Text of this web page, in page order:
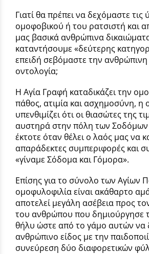
Γιατί θα πρέπει να δεχόμαστε τις
ομοφοβικού ή του ρατσιστή και
μας βασικά ανθρώπινα
καταντήσουμε «δεύτερης
επειδή σεβόμαστε την ανθρώπινη
οντολογία;
Η Αγία Γραφή καταδικάζει την
πάθος, ατιμία και ασχημοσύνη, η
υπενθιμίζει ότι οι θιασώτες της
αυστηρά στην πόλη των Σοδόμων
έκτοτε όταν θέλει ο λαός μας να
απαράδεκτες συμπεριφορές και
«γίναμε Σόδομα και Γόμορα».
Επίσης για το σύνολο των Αγίων
ομοφυλοφιλία είναι ακάθαρτο
αποτελεί μεγάλη ασέβεια προς
του ανθρώπου που δημιούργησε
θήλυ ώστε από το γάμο αυτών να
ανθρώπινο είδος με την
συνεύρεση δύο διαφορετικών